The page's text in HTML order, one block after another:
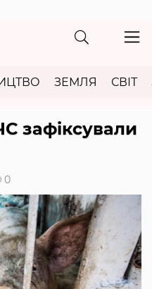
ЗЕМЛЯ СВІТ
зафіксували
0